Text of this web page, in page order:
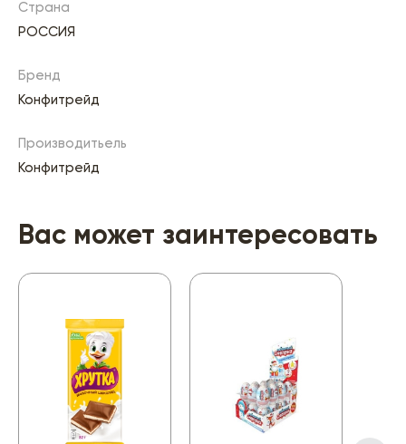
Страна
РОССИЯ
Бренд
Конфитрейд
Производитьель
Конфитрейд
Вас может заинтересовать